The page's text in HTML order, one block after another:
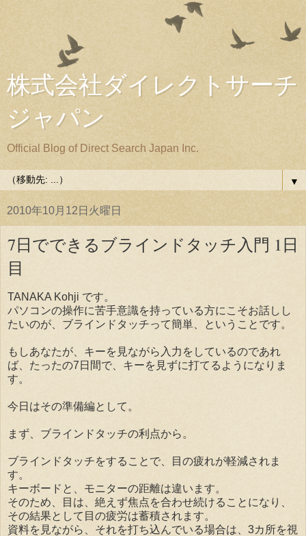
株式会社ダイレクトサーチ
ジャパン
Official Blog of Direct Search Japan Inc.
▼
2010年10月12日火曜日
7日でできるブラインドタッチ入門 1日
目
TANAKA Kohji です。
パソコンの操作に苦手意識を持っている方にこそお話しし
たいのが、ブラインドタッチって簡単、ということです。
もしあなたが、キーを見ながら入力をしているのであれ
ば、たったの7日間で、キーを見ずに打てるようになりま
す。
今日はその準備編として。
まず、ブラインドタッチの利点から。
ブラインドタッチをすることで、目の疲れが軽減されま
す。
キーボードと、モニターの距離は違います。
そのため、目は、絶えず焦点を合わせ続けることになり、
その結果として目の疲労は蓄積されます。
資料を見ながら、それを打ち込んでいる場合は、3カ所を視